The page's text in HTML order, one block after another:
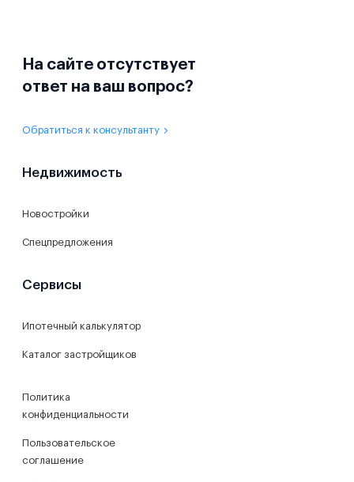
На сайте отсутствует
ответ на ваш вопрос?
Обратиться к консультанту
Недвижимость
Новостройки
Спецпредложения
Сервисы
Ипотечный калькулятор
Каталог застройщиков
Политика
конфиденциальности
Пользовательское
соглашение